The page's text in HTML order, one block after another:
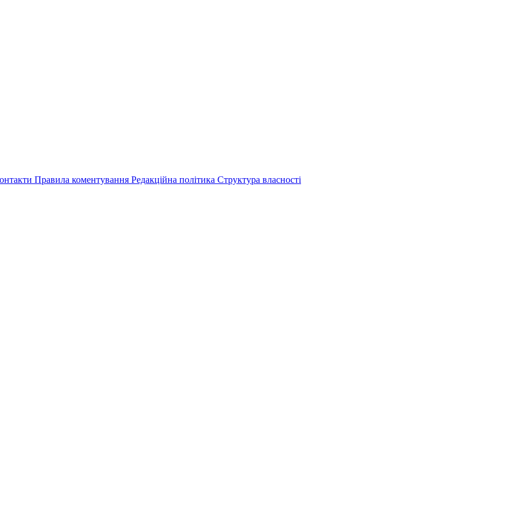
Правила коментування Редакційна політика Структура власності